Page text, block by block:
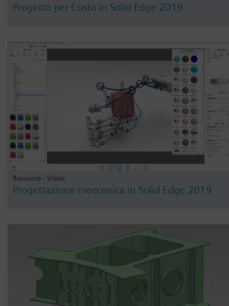
Progetto per Costo in Solid Edge 2019
Resource - Video
Progettazione meccanica in Solid Edge 2019